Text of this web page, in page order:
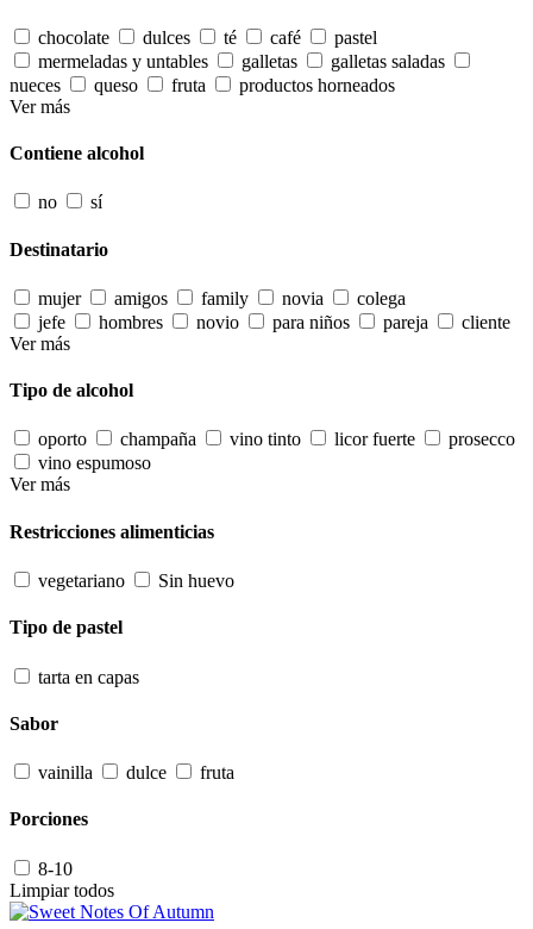
chocolate dulces té café
pastel
mermeladas y untables
galletas
galletas saladas
nueces
queso fruta
productos horneados
Ver más
Contiene alcohol
no sí
Destinatario
mujer amigos family novia
colega
jefe
hombres novio para niños pareja
cliente
Ver más
Tipo de alcohol
oporto champaña vino tinto licor fuerte
prosecco
vino espumoso
Ver más
Restricciones alimenticias
vegetariano Sin huevo
Tipo de pastel
tarta en capas
Sabor
vainilla dulce fruta
Porciones
8-10
Limpiar todos